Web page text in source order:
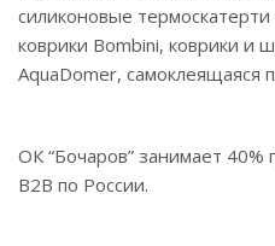
силиконовые
коврики Bombini, коврики и
AquaDomer, самоклеящаяся
ОК “Бочаров” занимает 40%
B2B по России.